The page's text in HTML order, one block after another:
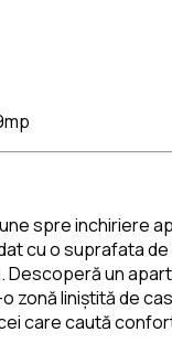
spre inchiriere
cu o suprafata
Descoperă un
zonă liniștită de
care caută